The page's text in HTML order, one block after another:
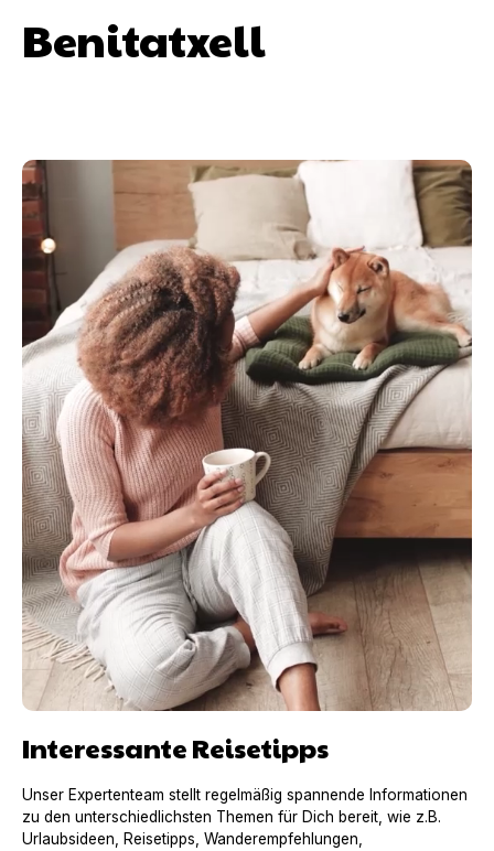
Benitatxell
Interessante Reisetipps
Unser Expertenteam stellt regelmäßig spannende Informationen
zu den unterschiedlichsten Themen für Dich bereit, wie z.B.
Urlaubsideen, Reisetipps, Wanderempfehlungen,